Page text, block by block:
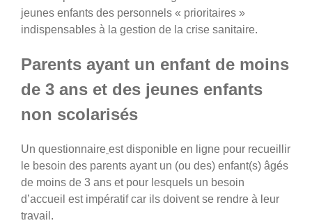
jeunes enfants des personnels « prioritaires »
indispensables à la gestion de la crise sanitaire.
Parents ayant un enfant de moins
de 3 ans et des jeunes enfants
non scolarisés
Un questionnaire est disponible en ligne pour recueillir
le besoin des parents ayant un (ou des) enfant(s) âgés
de moins de 3 ans et pour lesquels un besoin
d’accueil est impératif car ils doivent se rendre à leur
travail.